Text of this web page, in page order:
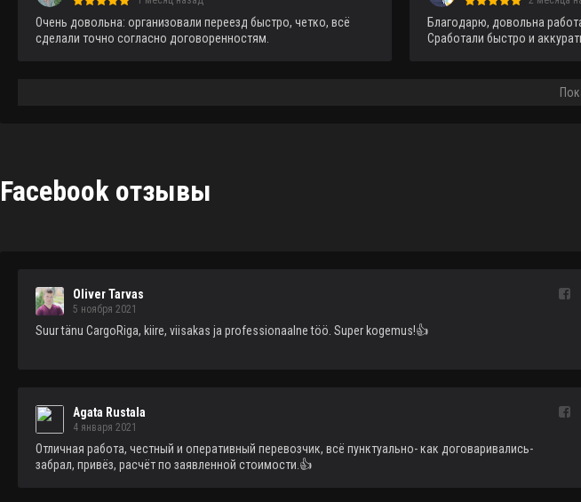
Очень довольна: организовали переезд быстро, четко, всё
сделали точно согласно договоренностям.
Благодарю, довольна
Сработали быстро и
Facebook отзывы
Oliver Tarvas
5 ноября 2021
Suur tänu CargoRiga, kiire, viisakas ja professionaalne töö. Super kogemus!👍
Agata Rustala
4 января 2021
Отличная работа, честный и оперативный перевозчик, всё пунктуально- как договаривались-
забрал, привёз, расчёт по заявленной стоимости.👍